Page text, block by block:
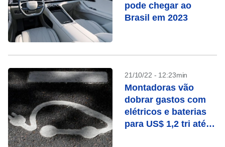
pode chegar ao
Brasil em 2023
21/10/22 - 12:23min
Montadoras vão
dobrar gastos com
elétricos e baterias
para US$ 1,2 tri até